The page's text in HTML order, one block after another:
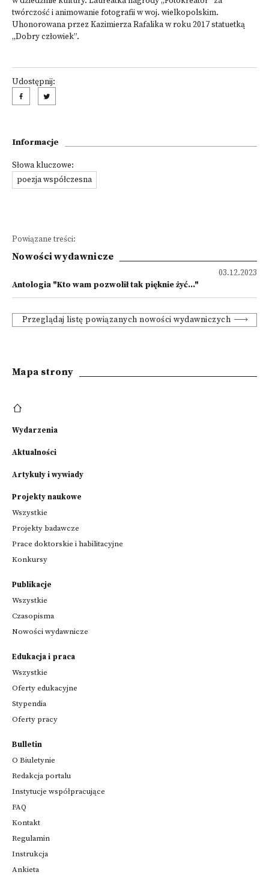
twórczość i animowanie fotografii w woj. wielkopolskim.
Uhonorowana przez Kazimierza Rafalika w roku 2017 statuetką
„Dobry człowiek”.
Udostępnij:
Informacje
Słowa kluczowe:
poezja współczesna
Powiązane treści:
Nowości wydawnicze
03.12.2023
Antologia "Kto wam pozwolił tak pięknie żyć..."
Przeglądaj listę powiązanych nowości wydawniczych
Mapa strony
Wydarzenia
Aktualności
Artykuły i wywiady
Projekty naukowe
Wszystkie
Projekty badawcze
Prace doktorskie i habilitacyjne
Konkursy
Publikacje
Wszystkie
Czasopisma
Nowości wydawnicze
Edukacja i praca
Wszystkie
Oferty edukacyjne
Stypendia
Oferty pracy
Bulletin
O Biuletynie
Redakcja portalu
Instytucje współpracujące
FAQ
Kontakt
Regulamin
Instrukcja
Ankieta